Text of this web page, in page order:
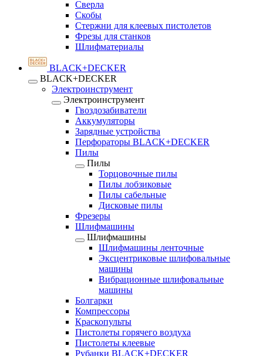
Сверла
Скобы
Стержни для клеевых пистолетов
Фрезы для станков
Шлифматериалы
BLACK+DECKER
BLACK+DECKER
Электроинструмент
Электроинструмент
Гвоздозабиватели
Аккумуляторы
Зарядные устройства
Перфораторы BLACK+DECKER
Пилы
Пилы
Торцовочные пилы
Пилы лобзиковые
Пилы сабельные
Дисковые пилы
Фрезеры
Шлифмашины
Шлифмашины
Шлифмашины ленточные
Эксцентриковые шлифовальные
машины
Вибрационные шлифовальные
машины
Болгарки
Компрессоры
Краскопульты
Пистолеты горячего воздуха
Пистолеты клеевые
Рубанки BLACK+DECKER